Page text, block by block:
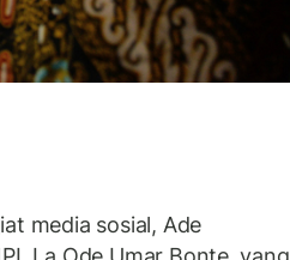
media sosial, Ade